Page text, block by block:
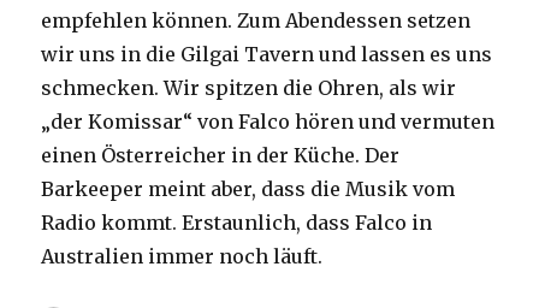
empfehlen können. Zum Abendessen setzen
wir uns in die Gilgai Tavern und lassen es uns
schmecken. Wir spitzen die Ohren, als wir
„der Komissar“ von Falco hören und vermuten
einen Österreicher in der Küche. Der
Barkeeper meint aber, dass die Musik vom
Radio kommt. Erstaunlich, dass Falco in
Australien immer noch läuft.